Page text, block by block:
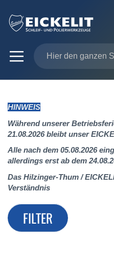
HINWEIS
Während unserer
21.08.2026 bleibt unser
Alle nach dem 05.08.2026
allerdings erst ab dem
Das Hilzinger-Thum /
Verständnis
FILTER